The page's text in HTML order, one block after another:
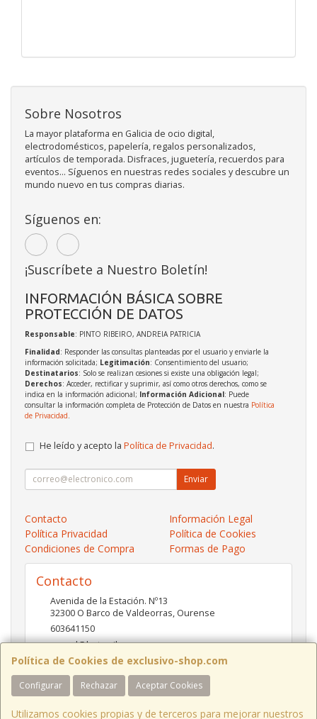
Política de Cookies de exclusivo-shop.com
Configurar Rechazar Aceptar Cookies
Utilizamos cookies propias y de terceros para mejorar nuestros
Sobre Nosotros
La mayor plataforma en Galicia de ocio digital,
electrodomésticos, papelería, regalos personalizados,
artículos de temporada. Disfraces, juguetería, recuerdos para
eventos... Síguenos en nuestras redes sociales y descubre un
mundo nuevo en tus compras diarias.
Síguenos en:
¡Suscríbete a Nuestro Boletín!
INFORMACIÓN BÁSICA SOBRE
PROTECCIÓN DE DATOS
Responsable: PINTO RIBEIRO, ANDREIA PATRICIA
Finalidad: Responder las consultas planteadas por el usuario y enviarle la
información solicitada; Legitimación: Consentimiento del usuario;
Destinatarios: Solo se realizan cesiones si existe una obligación legal;
Derechos: Acceder, rectificar y suprimir, así como otros derechos, como se
indica en la información adicional; Información Adicional: Puede
consultar la información completa de Protección de Datos en nuestra Política
de Privacidad
He leído y acepto la Política de Privacidad.
Enviar
Contacto
Información Legal
Política Privacidad
Política de Cookies
Condiciones de Compra
Formas de Pago
Contacto
Avenida de la Estación. Nº13
32300 O Barco de Valdeorras, Ourense
603641150
pc-red@hotmail.es
Horario
10:00- 13:30 / 17:00- 20:30